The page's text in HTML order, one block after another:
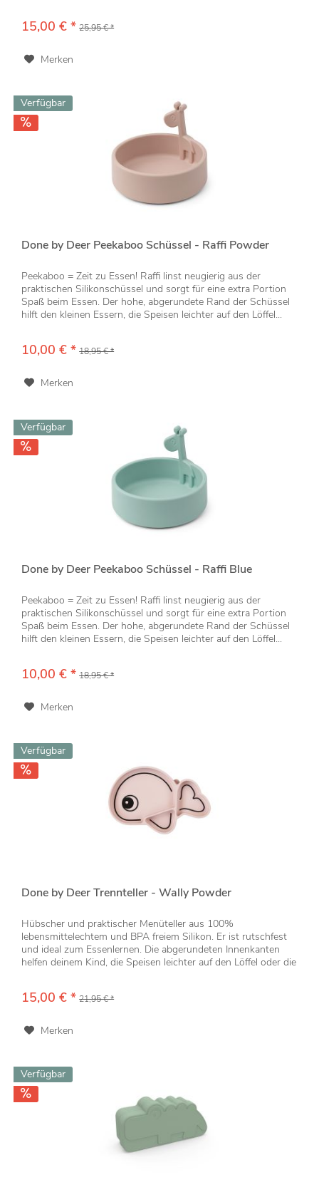
15,00 € * 25,95 € *
Merken
Verfügbar
Done by Deer Peekaboo Schüssel - Raffi Powder
Peekaboo = Zeit zu Essen! Raffi linst neugierig aus der
praktischen Silikonschüssel und sorgt für eine extra Portion
Spaß beim Essen. Der hohe, abgerundete Rand der Schüssel
hilft den kleinen Essern, die Speisen leichter auf den Löffel...
10,00 € * 18,95 € *
Merken
Verfügbar
Done by Deer Peekaboo Schüssel - Raffi Blue
Peekaboo = Zeit zu Essen! Raffi linst neugierig aus der
praktischen Silikonschüssel und sorgt für eine extra Portion
Spaß beim Essen. Der hohe, abgerundete Rand der Schüssel
hilft den kleinen Essern, die Speisen leichter auf den Löffel...
10,00 € * 18,95 € *
Merken
Verfügbar
Done by Deer Trennteller - Wally Powder
Hübscher und praktischer Menüteller aus 100%
lebensmittelechtem und BPA freiem Silikon. Er ist rutschfest
und ideal zum Essenlernen. Die abgerundeten Innenkanten
helfen deinem Kind, die Speisen leichter auf den Löffel oder die
15,00 € * 21,95 € *
Merken
Verfügbar